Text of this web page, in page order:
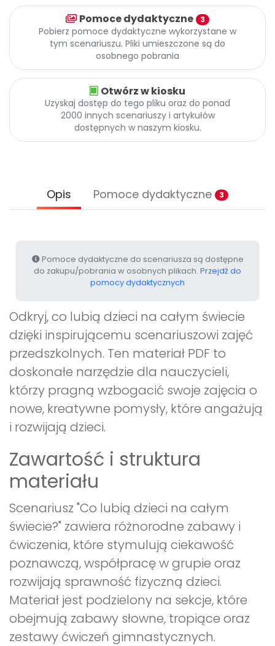
Archiwalne numery
Pomoc
PromocjePomoce dydaktyczne 3
Pobierz pomoce dydaktyczne wykorzystane w
tym scenariuszu. Pliki umieszczone są do
osobnego pobrania
Otwórz w kiosku
Uzyskaj dostęp do tego pliku oraz do ponad
2000 innych scenariuszy i artykułów
dostępnych w naszym kiosku.
Opis Pomoce dydaktyczne 3
Pomoce dydaktyczne do scenariusza są dostępne
do zakupu/pobrania w osobnych plikach. Przejdź do
pomocy dydaktycznych
Odkryj, co lubią dzieci na całym świecie
dzięki inspirującemu scenariuszowi zajęć
przedszkolnych. Ten materiał PDF to
doskonałe narzędzie dla nauczycieli,
którzy pragną wzbogacić swoje zajęcia o
nowe, kreatywne pomysły, które angażują
i rozwijają dzieci.
Zawartość i struktura
materiału
Scenariusz "Co lubią dzieci na całym
świecie?" zawiera różnorodne zabawy i
ćwiczenia, które stymulują ciekawość
poznawczą, współpracę w grupie oraz
rozwijają sprawność fizyczną dzieci.
Materiał jest podzielony na sekcje, które
obejmują zabawy słowne, tropiące oraz
zestawy ćwiczeń gimnastycznych.